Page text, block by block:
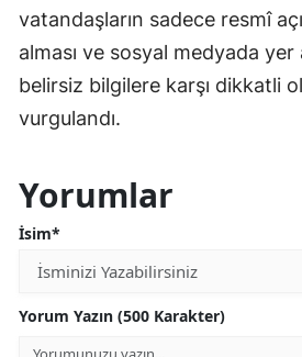
vatandaşların sadece resmî
alması ve sosyal medyada yer
belirsiz bilgilere karşı dikkatli
vurgulandı.
Yorumlar
İsim*
Yorum Yazın (500 Karakter)